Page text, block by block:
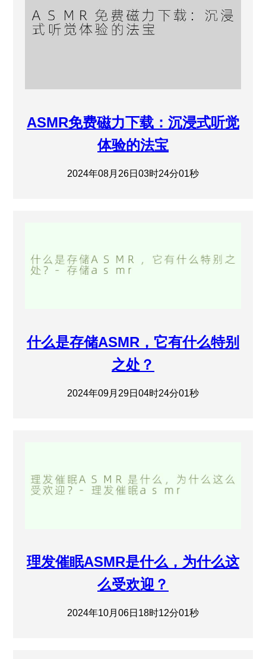
ASMR免费磁力下载：沉浸式听觉
体验的法宝
2024年08月26日03时24分01秒
什么是存储ASMR，它有什么特别
之处？
2024年09月29日04时24分01秒
理发催眠ASMR是什么，为什么这
么受欢迎？
2024年10月06日18时12分01秒